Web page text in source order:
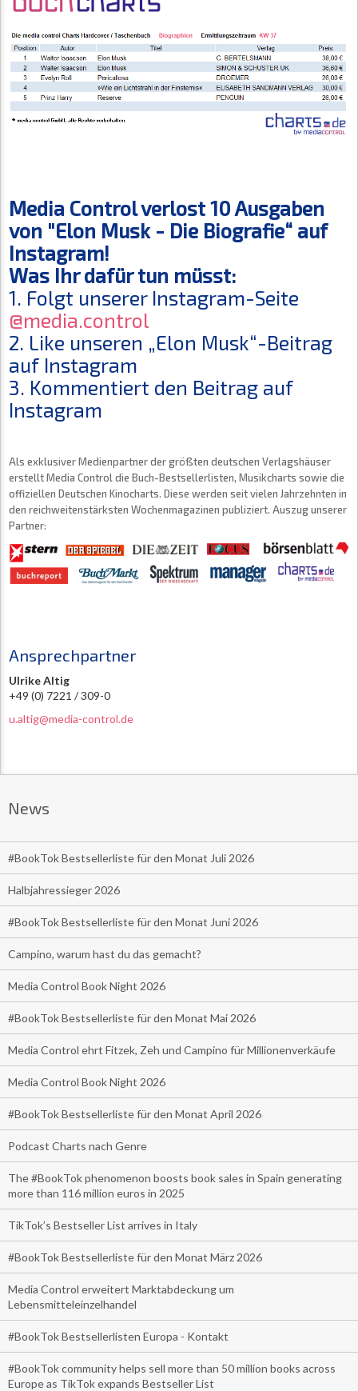
Media Control verlost 10 Ausgaben
von "Elon Musk - Die Biografie“ auf
Instagram!
Was Ihr dafür tun müsst:
1. Folgt unserer Instagram-Seite
@media.control
2. Like unseren „Elon Musk“-Beitrag
auf Instagram
3. Kommentiert den Beitrag auf
Instagram
Als exklusiver Medienpartner der größten deutschen Verlagshäuser
erstellt Media Control die Buch-Bestsellerlisten, Musikcharts sowie die
offiziellen Deutschen Kinocharts. Diese werden seit vielen Jahrzehnten in
den reichweitenstärksten Wochenmagazinen publiziert. Auszug unserer
Partner:
Ansprechpartner
Ulrike Altig
+49 (0) 7221 / 309-0
u.altig@media-control.de
News
#BookTok Bestsellerliste für den Monat Juli 2026
Halbjahressieger 2026
#BookTok Bestsellerliste für den Monat Juni 2026
Campino, warum hast du das gemacht?
Media Control Book Night 2026
#BookTok Bestsellerliste für den Monat Mai 2026
Media Control ehrt Fitzek, Zeh und Campino für Millionenverkäufe
Media Control Book Night 2026
#BookTok Bestsellerliste für den Monat April 2026
Podcast Charts nach Genre
The #BookTok phenomenon boosts book sales in Spain generating
more than 116 million euros in 2025
TikTok’s Bestseller List arrives in Italy
#BookTok Bestsellerliste für den Monat März 2026
Media Control erweitert Marktabdeckung um
Lebensmitteleinzelhandel
#BookTok Bestsellerlisten Europa - Kontakt
#BookTok community helps sell more than 50 million books across
Europe as TikTok expands Bestseller List